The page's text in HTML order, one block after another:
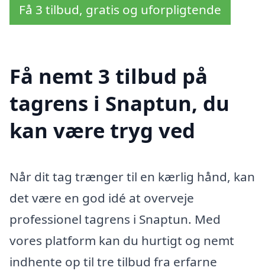
Få 3 tilbud, gratis og uforpligtende
Få nemt 3 tilbud på
tagrens i Snaptun, du
kan være tryg ved
Når dit tag trænger til en kærlig hånd, kan
det være en god idé at overveje
professionel tagrens i Snaptun. Med
vores platform kan du hurtigt og nemt
indhente op til tre tilbud fra erfarne